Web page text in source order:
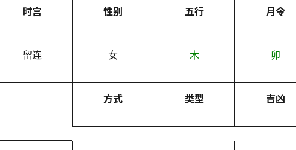
时宫 性别 五行 月令
留连 女 木 卯
方式 类型 吉凶